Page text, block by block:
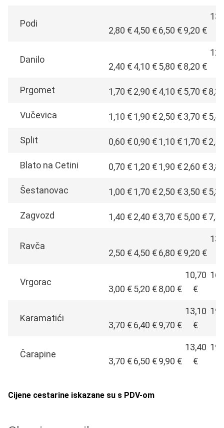
Podi
2,80 €4,50 €6,50 €9,20 €
Danilo
2,40 €4,10 €5,80 €8,20 €
Prgomet 1,70 €2,90 €4,10 €5,70 €
Vučevica 1,10 €1,90 €2,50 €3,70 €
Split 0,60 €0,90 €1,10 €1,70 €
Blato na Cetini 0,70 €1,20 €1,90 €2,60 €
Šestanovac 1,00 €1,70 €2,50 €3,50 €
Zagvozd 1,40 €2,40 €3,70 €5,00 €
Ravča
2,50 €4,50 €6,80 €9,20 €
Vrgorac
3,00 €5,20 €8,00 €
10,70
€
Karamatići
3,70 €6,40 €9,70 €
13,10
€
Čarapine
3,70 €6,50 €9,90 €
13,40
€
Cijene cestarine iskazane su s PDV-om